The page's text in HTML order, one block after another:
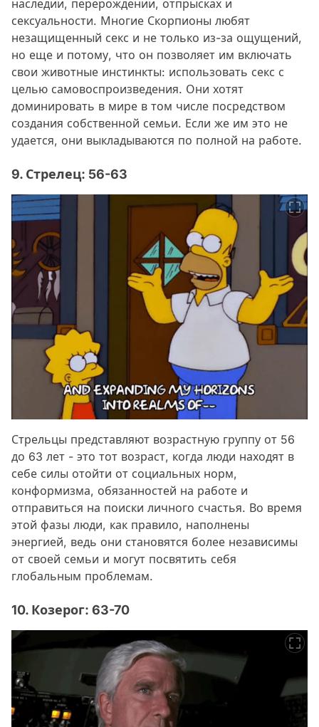
наследии, перерождении, отпрысках и
сексуальности. Многие Скорпионы любят
незащищенный секс и не только из-за ощущений,
но еще и потому, что он позволяет им включать
свои животные инстинкты: использовать секс с
целью самовоспроизведения. Они хотят
доминировать в мире в том числе посредством
создания собственной семьи. Если же им это не
удается, они выкладываются по полной на работе.
9. Стрелец: 56-63
Стрельцы представляют возрастную группу от 56
до 63 лет - это тот возраст, когда люди находят в
себе силы отойти от социальных норм,
конформизма, обязанностей на работе и
отправиться на поиски личного счастья. Во время
этой фазы люди, как правило, наполнены
энергией, ведь они становятся более независимы
от своей семьи и могут посвятить себя
глобальным проблемам.
10. Козерог: 63-70